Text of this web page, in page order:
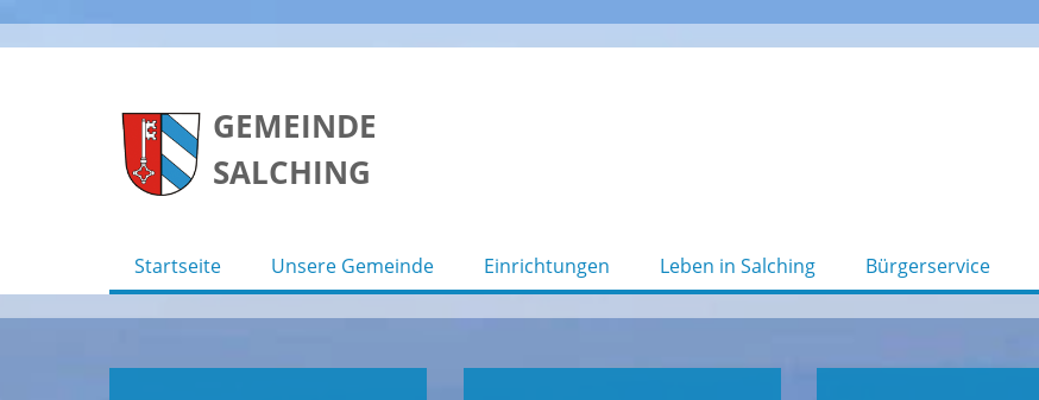
GEMEINDE
SALCHING
Startseite Unsere Gemeinde Einrichtungen Leben in Salching Bürgerservice